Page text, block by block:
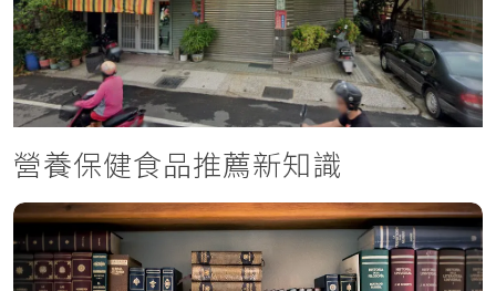
營養保健食品推薦新知識